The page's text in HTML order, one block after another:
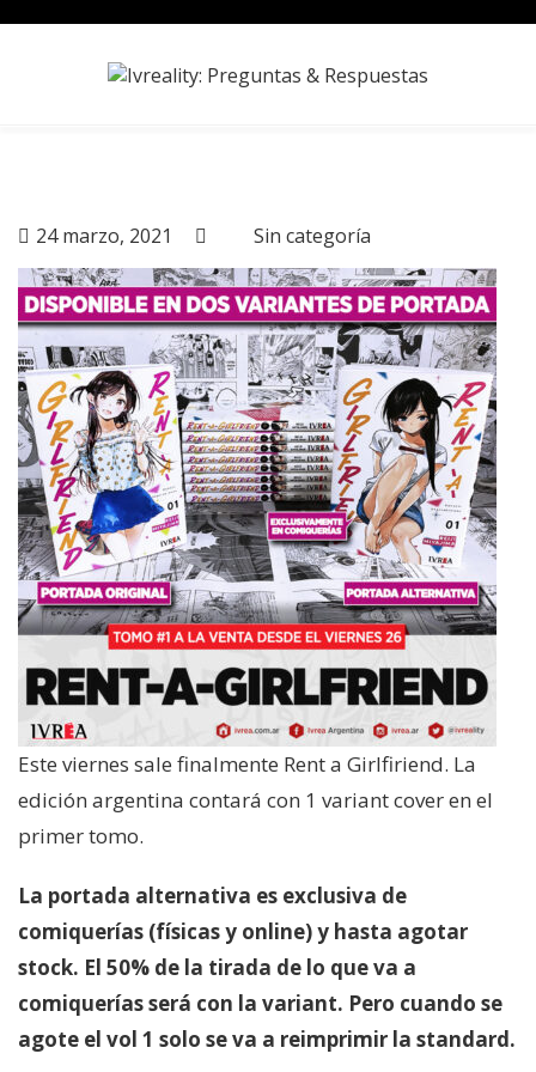
24 marzo, 2021 Sin categoría
Este viernes sale finalmente Rent a Girlfiriend. La
edición argentina contará con 1 variant cover en el
primer tomo.
La portada alternativa es exclusiva de
comiquerías (físicas y online) y hasta agotar
stock. El 50% de la tirada de lo que va a
comiquerías será con la variant. Pero cuando se
agote el vol 1 solo se va a reimprimir la standard.